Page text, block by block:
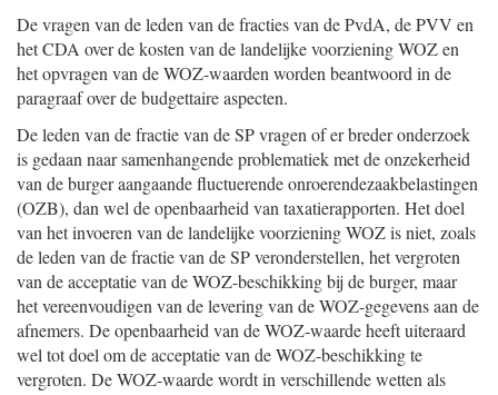
De vragen van de leden van de fracties van de PvdA, de PVV en
het CDA over de kosten van de landelijke voorziening WOZ en
het opvragen van de WOZ-waarden worden beantwoord in de
paragraaf over de budgettaire aspecten.
De leden van de fractie van de SP vragen of er breder onderzoek
is gedaan naar samenhangende problematiek met de onzekerheid
van de burger aangaande fluctuerende onroerendezaakbelastingen
(OZB), dan wel de openbaarheid van taxatierapporten. Het doel
van het invoeren van de landelijke voorziening WOZ is niet, zoals
de leden van de fractie van de SP veronderstellen, het vergroten
van de acceptatie van de WOZ-beschikking bij de burger, maar
het vereenvoudigen van de levering van de WOZ-gegevens aan de
afnemers. De openbaarheid van de WOZ-waarde heeft uiteraard
wel tot doel om de acceptatie van de WOZ-beschikking te
vergroten. De WOZ-waarde wordt in verschillende wetten als